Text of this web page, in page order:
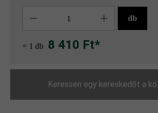
db
= 1 db 8 410 Ft*
Keressen egy kereskedőt a